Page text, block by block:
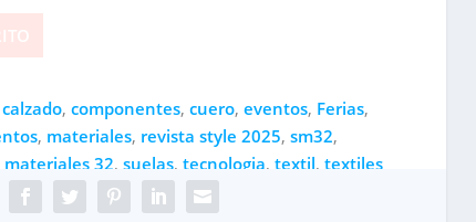
calzado, componentes, cuero, eventos, Ferias,
, materiales, revista style 2025, sm32,
materiales 32, suelas, tecnologia, textil, textiles